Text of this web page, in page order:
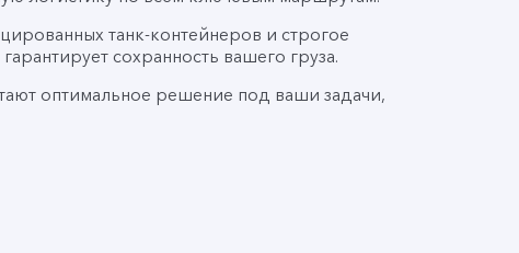
танк-контейнеров и строгое
сохранность вашего груза.
оптимальное решение под ваши задачи,